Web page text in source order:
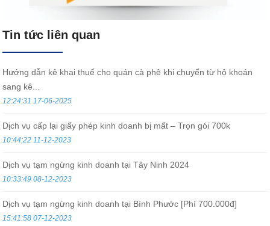
Tin tức liên quan
Hướng dẫn kê khai thuế cho quán cà phê khi chuyển từ hộ khoán
sang kê...
12:24:31 17-06-2025
Dịch vụ cấp lại giấy phép kinh doanh bị mất – Trọn gói 700k
10:44:22 11-12-2023
Dịch vụ tạm ngừng kinh doanh tại Tây Ninh 2024
10:33:49 08-12-2023
Dịch vụ tạm ngừng kinh doanh tại Bình Phước [Phí 700.000đ]
15:41:58 07-12-2023